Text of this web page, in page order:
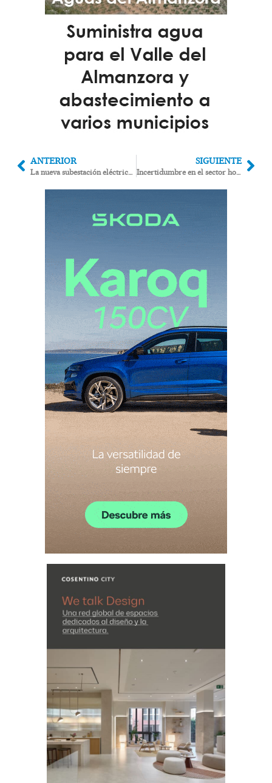
ANTERIOR
La nueva subestación eléctrica de Antas estará finalizada antes de verano
SIGUIENTE
Incertidumbre en el sector hotelero de Mojácar ante la Semana Santa